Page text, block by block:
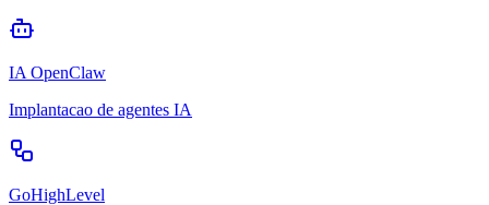
IA OpenClaw
Implantacao de agentes IA
GoHighLevel